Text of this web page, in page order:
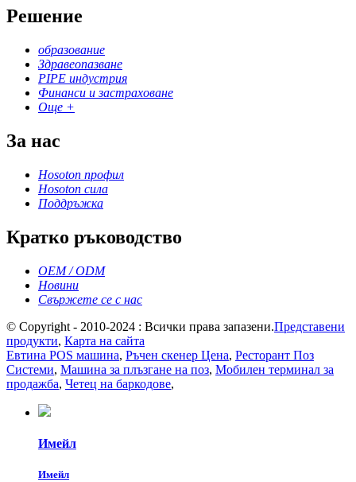
Решение
образование
Здравеопазване
PIPE индустрия
Финанси и застраховане
Още +
За нас
Hosoton профил
Hosoton сила
Поддръжка
Кратко ръководство
OEM / ODM
Новини
Свържете се с нас
© Copyright - 2010-2024 : Всички права запазени.Представени
продукти, Карта на сайта
Евтина POS машина, Ръчен скенер Цена, Ресторант Поз
Системи, Машина за плъзгане на поз, Мобилен терминал за
продажба, Четец на баркодове,
Имейл
Имейл